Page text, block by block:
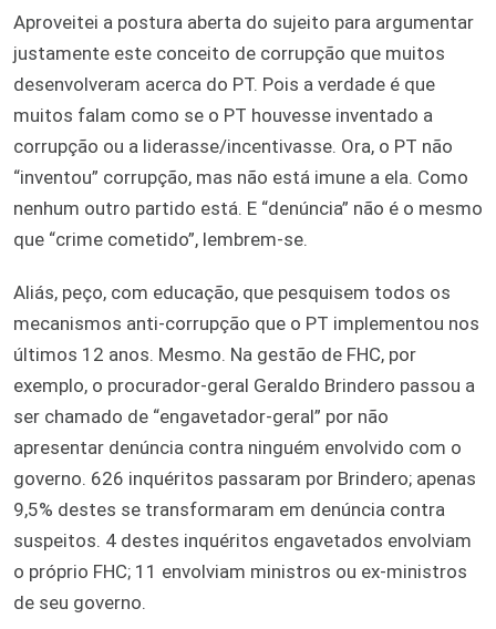
Aproveitei a postura aberta do sujeito para argumentar
justamente este conceito de corrupção que muitos
desenvolveram acerca do PT. Pois a verdade é que
muitos falam como se o PT houvesse inventado a
corrupção ou a liderasse/incentivasse. Ora, o PT não
“inventou” corrupção, mas não está imune a ela. Como
nenhum outro partido está. E “denúncia” não é o mesmo
que “crime cometido”, lembrem-se.
Aliás, peço, com educação, que pesquisem todos os
mecanismos anti-corrupção que o PT implementou nos
últimos 12 anos. Mesmo. Na gestão de FHC, por
exemplo, o procurador-geral Geraldo Brindero passou a
ser chamado de “engavetador-geral” por não
apresentar denúncia contra ninguém envolvido com o
governo. 626 inquéritos passaram por Brindero; apenas
9,5% destes se transformaram em denúncia contra
suspeitos. 4 destes inquéritos engavetados envolviam
o próprio FHC; 11 envolviam ministros ou ex-ministros
de seu governo.